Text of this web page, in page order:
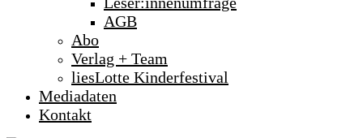
AGB
Abo
Verlag + Team
liesLotte Kinderfestival
Mediadaten
Kontakt